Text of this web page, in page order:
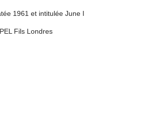
1961 et intitulée June I
Fils Londres